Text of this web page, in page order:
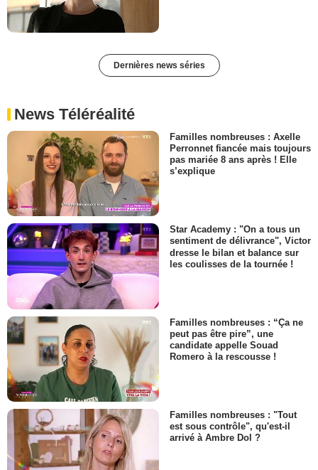
Dernières news séries
News Téléréalité
Familles nombreuses : Axelle
Perronnet fiancée mais toujours
pas mariée 8 ans après ! Elle
s’explique
Star Academy : "On a tous un
sentiment de délivrance", Victor
dresse le bilan et balance sur
les coulisses de la tournée !
Familles nombreuses : “Ça ne
peut pas être pire”, une
candidate appelle Souad
Romero à la rescousse !
Familles nombreuses : "Tout
est sous contrôle", qu'est-il
arrivé à Ambre Dol ?